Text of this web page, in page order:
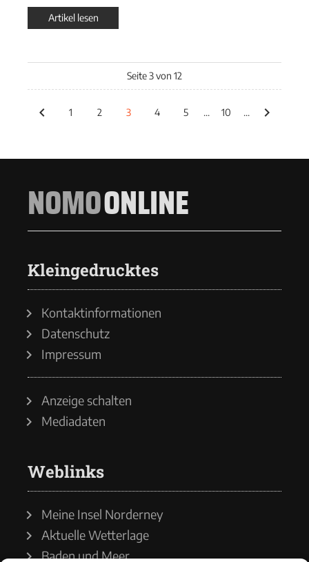
Artikel lesen
Seite 3 von 12
1 2 3 4 5 ... 10 ...
NOMOONLINE
Kleingedrucktes
Kontaktinformationen
Datenschutz
Impressum
Anzeige schalten
Mediadaten
Weblinks
Meine Insel Norderney
Aktuelle Wetterlage
Baden und Meer